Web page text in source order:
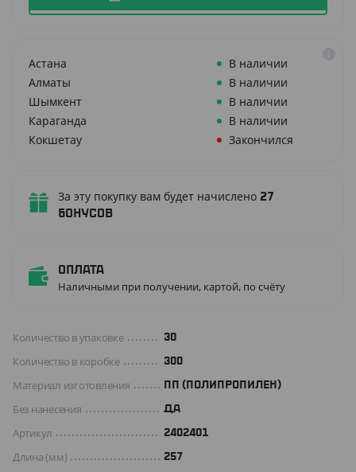
Астана
В наличии
Алматы
В наличии
Шымкент
В наличии
Караганда
В наличии
Кокшетау
Закончился
За эту покупку вам будет начислено 27
бонусов
Оплата
Наличными при получении, картой, по счёту
Количество в упаковке 30
Количество в коробке 300
Материал изготовления ПП (ПОЛИПРОПИЛЕН)
Без нанесения ДА
Артикул 2402401
Длина (мм) 257